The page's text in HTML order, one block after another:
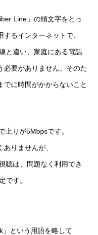
Line」の頭文字をとっ
るインターネットで、
と違い、家庭にある電話
必要がありません。そのた
に時間がかからないこと
上りが5Mbpsです。
りませんが、
聴は、問題なく利用でき
です。
」という用語を略して